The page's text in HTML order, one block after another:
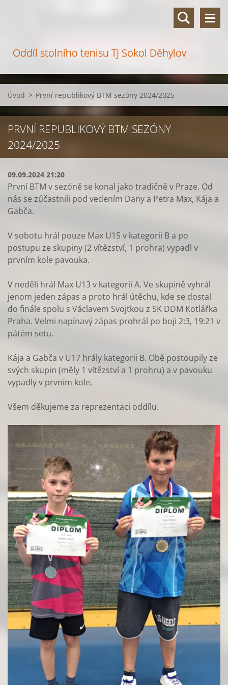
Oddíl stolního tenisu TJ Sokol Děhylov
Úvod > První republikový BTM sezóny 2024/2025
PRVNÍ REPUBLIKOVÝ BTM SEZÓNY
2024/2025
09.09.2024 21:20
První BTM v sezóně se konal jako tradičně v Praze. Od
nás se zúčastnili pod vedením Dany a Petra Max, Kája a
Gabča.
V sobotu hrál pouze Max U15 v kategorii B a po
postupu ze skupiny (2 vítězství, 1 prohra) vypadl v
prvním kole pavouka.
V neděli hrál Max U13 v kategorii A. Ve skupině vyhrál
jenom jeden zápas a proto hrál útěchu, kde se dostal
do finále spolu s Václavem Svojtkou z SK DDM Kotlářka
Praha. Velmi napínavý zápas prohrál po boji 2:3, 19:21 v
pátém setu.
Kája a Gabča v U17 hrály kategorii B. Obě postoupily ze
svých skupin (měly 1 vítězství a 1 prohru) a v pavouku
vypadly v prvním kole.
Všem děkujeme za reprezentaci oddílu.